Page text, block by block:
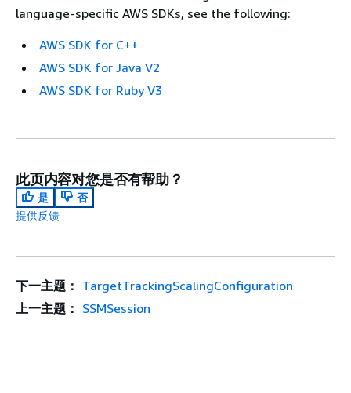
language-specific AWS SDKs, see the following:
AWS SDK for C++
AWS SDK for Java V2
AWS SDK for Ruby V3
此页内容对您是否有帮助？
是
否
提供反馈
下一主题： TargetTrackingScalingConfiguration
上一主题： SSMSession